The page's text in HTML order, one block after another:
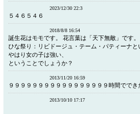
2023/12/30 22:3
５４６５４６
2018/8/8 16:54
誕生花はモモです。 花言葉は「天下無敵」です。
ひな祭り：リビドージュ・テーム・パティーナと
やはり女の子は強い、
ということでしょうか？
2013/11/20 16:59
９９９９９９９９９９９９９９９９９時間ででき
2013/10/10 17:17